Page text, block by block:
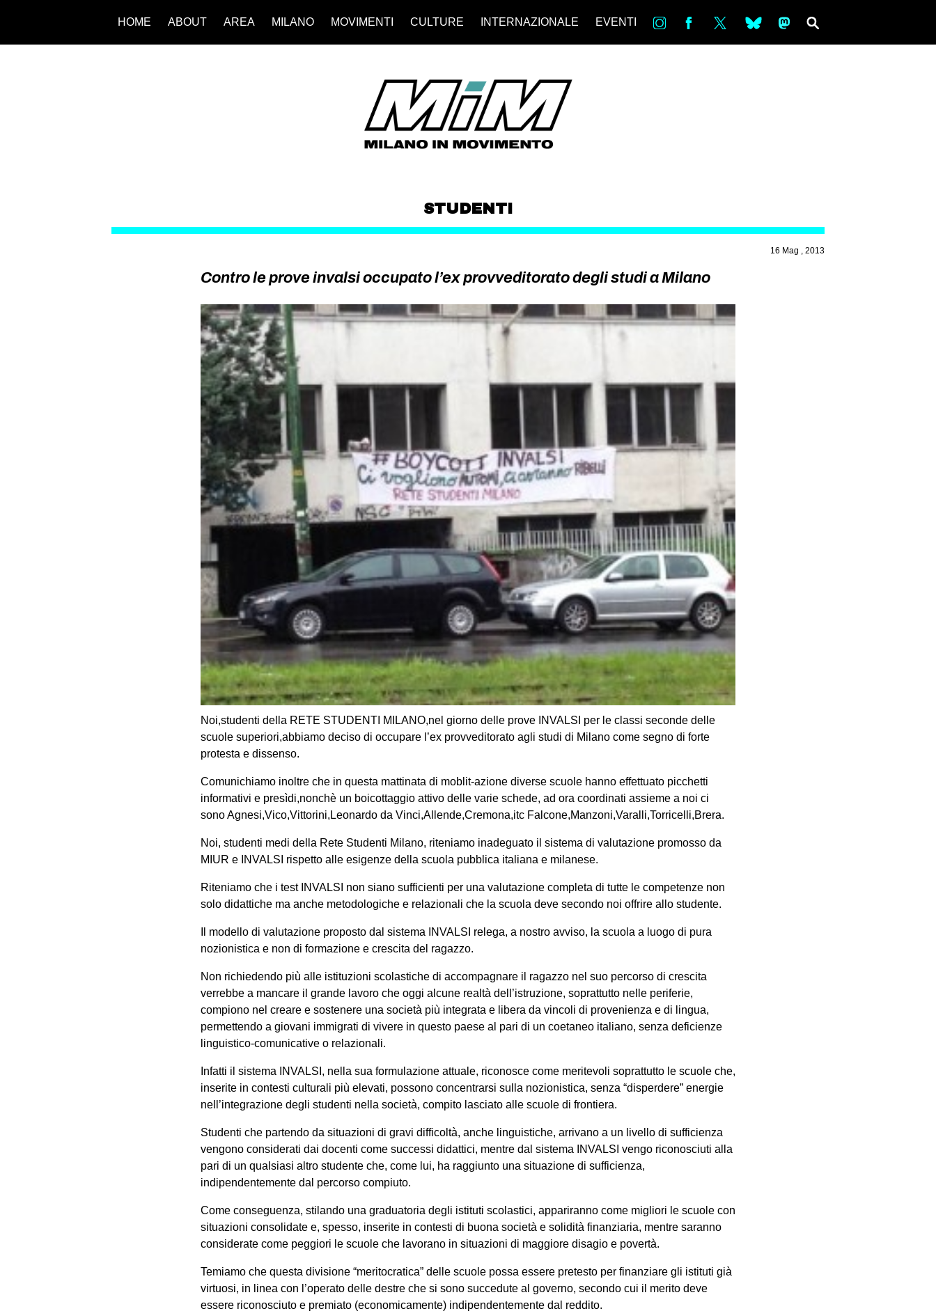
HOME ABOUT AREA MILANO MOVIMENTI CULTURE INTERNAZIONALE EVENTI in bsky ms
STUDENTI
16 Mag , 2013
Contro le prove invalsi occupato l’ex provveditorato degli studi a Milano
Noi,studenti della RETE STUDENTI MILANO,nel giorno delle prove INVALSI per le classi seconde delle
scuole superiori,abbiamo deciso di occupare l’ex provveditorato agli studi di Milano come segno di forte
protesta e dissenso.
Comunichiamo inoltre che in questa mattinata di moblit-azione diverse scuole hanno effettuato picchetti
informativi e presìdi,nonchè un boicottaggio attivo delle varie schede, ad ora coordinati assieme a noi ci
sono Agnesi,Vico,Vittorini,Leonardo da Vinci,Allende,Cremona,itc Falcone,Manzoni,Varalli,Torricelli,Brera.
Noi, studenti medi della Rete Studenti Milano, riteniamo inadeguato il sistema di valutazione promosso da
MIUR e INVALSI rispetto alle esigenze della scuola pubblica italiana e milanese.
Riteniamo che i test INVALSI non siano sufficienti per una valutazione completa di tutte le competenze non
solo didattiche ma anche metodologiche e relazionali che la scuola deve secondo noi offrire allo studente.
Il modello di valutazione proposto dal sistema INVALSI relega, a nostro avviso, la scuola a luogo di pura
nozionistica e non di formazione e crescita del ragazzo.
Non richiedendo più alle istituzioni scolastiche di accompagnare il ragazzo nel suo percorso di crescita
verrebbe a mancare il grande lavoro che oggi alcune realtà dell’istruzione, soprattutto nelle periferie,
compiono nel creare e sostenere una società più integrata e libera da vincoli di provenienza e di lingua,
permettendo a giovani immigrati di vivere in questo paese al pari di un coetaneo italiano, senza deficienze
linguistico-comunicative o relazionali.
Infatti il sistema INVALSI, nella sua formulazione attuale, riconosce come meritevoli soprattutto le scuole che,
inserite in contesti culturali più elevati, possono concentrarsi sulla nozionistica, senza “disperdere” energie
nell’integrazione degli studenti nella società, compito lasciato alle scuole di frontiera.
Studenti che partendo da situazioni di gravi difficoltà, anche linguistiche, arrivano a un livello di sufficienza
vengono considerati dai docenti come successi didattici, mentre dal sistema INVALSI vengo riconosciuti alla
pari di un qualsiasi altro studente che, come lui, ha raggiunto una situazione di sufficienza,
indipendentemente dal percorso compiuto.
Come conseguenza, stilando una graduatoria degli istituti scolastici, appariranno come migliori le scuole con
situazioni consolidate e, spesso, inserite in contesti di buona società e solidità finanziaria, mentre saranno
considerate come peggiori le scuole che lavorano in situazioni di maggiore disagio e povertà.
Temiamo che questa divisione “meritocratica” delle scuole possa essere pretesto per finanziare gli istituti già
virtuosi, in linea con l’operato delle destre che si sono succedute al governo, secondo cui il merito deve
essere riconosciuto e premiato (economicamente) indipendentemente dal reddito.